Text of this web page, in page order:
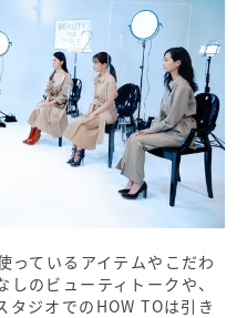
っているアイテムやこだわ
のビューティトークや、
タジオでのHOW TOは引き